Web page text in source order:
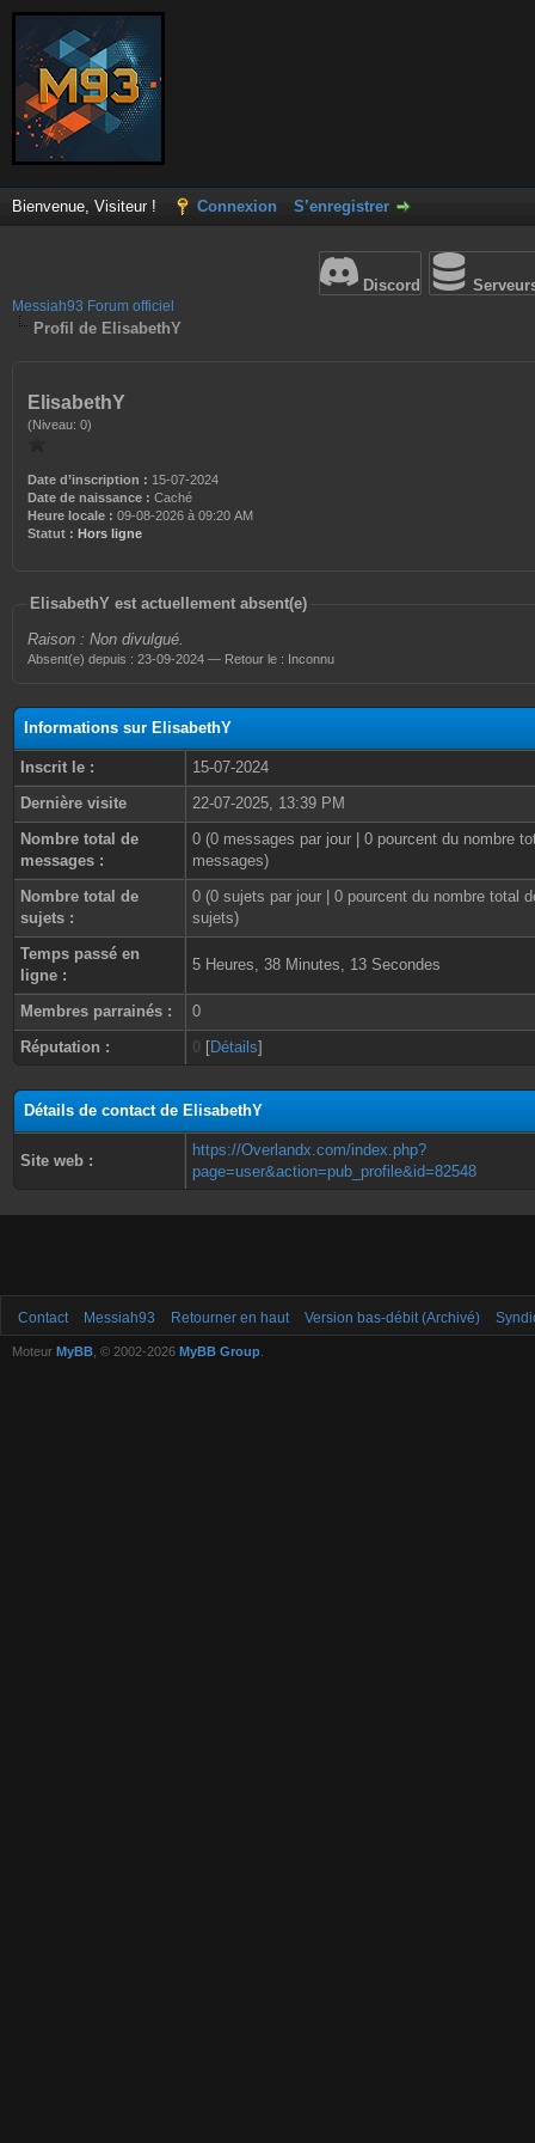
Bienvenue, Visiteur ! Connexion S’enregistrer
Discord
Messiah93 Forum officiel
Profil de ElisabethY
ElisabethY
(Niveau: 0)
Date d’inscription : 15-07-2024
Date de naissance : Caché
Heure locale : 09-08-2026 à 09:20 AM
Statut : Hors ligne
ElisabethY est actuellement absent(e)
Raison : Non divulgué.
Absent(e) depuis : 23-09-2024 — Retour le : Inconnu
Informations sur ElisabethY
Inscrit le :
15-07-2024
Dernière visite
22-07-2025, 13:39 PM
Nombre total de
messages :
0 (0 messages par jour | 0 pourcent du nombre
messages)
Nombre total de
sujets :
0 (0 sujets par jour | 0 pourcent du nombre total
sujets)
Temps passé en
ligne :
5 Heures, 38 Minutes, 13 Secondes
Membres parrainés :
0
Réputation :
0 [Détails]
Détails de contact de ElisabethY
Site web :
https://Overlandx.com/index.php?
page=user&action=pub_profile&id=82548
Contact Messiah93 Retourner en haut Version bas-débit (Archivé)
Moteur MyBB , © 2002-2026 MyBB Group